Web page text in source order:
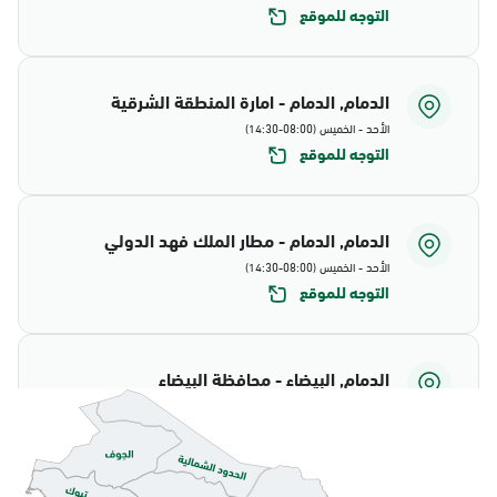
التوجه للموقع
الدمام, الدمام - امارة المنطقة الشرقية
الأحد - الخميس (08:00-14:30)
التوجه للموقع
الدمام, الدمام - مطار الملك فهد الدولي
الأحد - الخميس (08:00-14:30)
التوجه للموقع
الدمام, البيضاء - محافظة البيضاء